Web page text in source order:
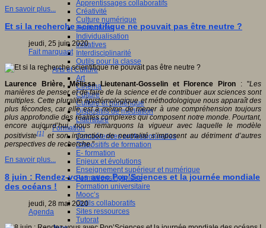
Apprentissages collaboratifs
Créativité
Culture numérique
Evaluations
Individualisation
Initiatives
Interdisciplinarité
Outils pour la classe
Arts et Culture
Art
Cinéma
Culture
Culture et numérique
Dispositifs de médiation
Littérature
Formation
Compétences professionnelles
Dispositifs de formation
E- formation
Enjeux et évolutions
Enseignement supérieur et numérique
Formations hybrides
Formation universitaire
Mooc’s
Outils collaboratifs
Sites ressources
Tutorat
En savoir plus...
Et si la recherche scientifique ne pouvait pas être neutre ?
jeudi, 25 juin 2020
Fait marquant
Laurence Brière, Mélissa Lieutenant-Gosselin et Florence Piron : "Les
manières de penser et de faire de la science et de contribuer aux sciences sont
multiples. Cette pluralité épistémologique et méthodologique nous apparaît des
plus fécondes, car elle est à même de mener à une compréhension toujours
plus approfondie des réalités complexes qui composent notre monde. Pourtant,
encore aujourd’hui, nous remarquons la vigueur avec laquelle le modèle
positiviste[1] et son injonction de neutralité s’imposent au détriment d’autres
perspectives de recherche."
En savoir plus...
8 juin : Rendez-vous avec Pop’Sciences et la journée mondiale
des océans !
jeudi, 28 mai 2020
Agenda